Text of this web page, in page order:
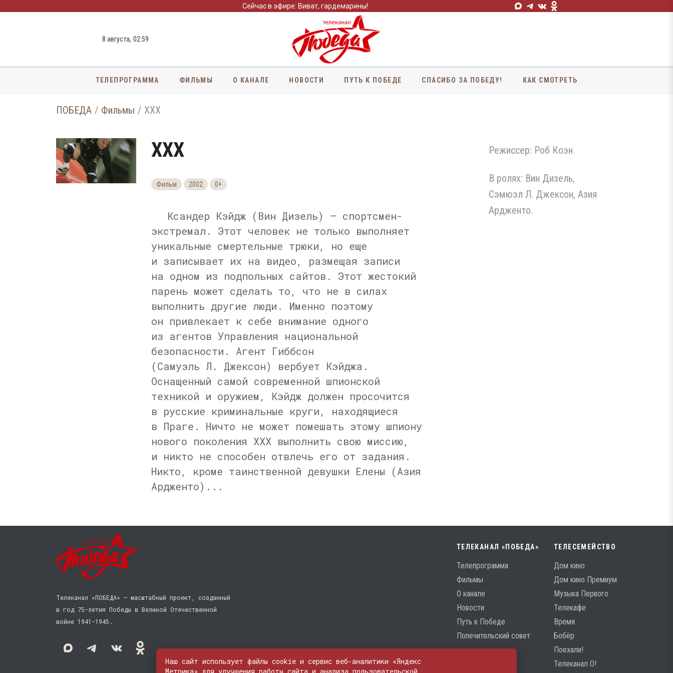
Сейчас в эфире: Виват, гардемарины!
8 августа, 02:59
ТЕЛЕПРОГРАММА ФИЛЬМЫ О КАНАЛЕ НОВОСТИ ПУТЬ К ПОБЕДЕ СПАСИБО ЗА ПОБЕДУ! КАК СМОТРЕТЬ
ПОБЕДА Фильмы ХХХ
ХХХ
Фильм 2002 0+
Ксандер Кэйдж (Вин Дизель) — спортсмен-
экстремал. Этот человек не только выполняет
уникальные смертельные трюки, но еще
и записывает их на видео, размещая записи
на одном из подпольных сайтов. Этот жестокий
парень может сделать то, что не в силах
выполнить другие люди. Именно поэтому
он привлекает к себе внимание одного
из агентов Управления национальной
безопасности. Агент Гиббсон
(Самуэль Л. Джексон) вербует Кэйджа.
Оснащенный самой современной шпионской
техникой и оружием, Кэйдж должен просочится
в русские криминальные круги, находящиеся
в Праге. Ничто не может помешать этому шпиону
нового поколения ХХХ выполнить свою миссию,
и никто не способен отвлечь его от задания.
Никто, кроме таинственной девушки Елены (Азия
Ардженто)...
Режиссер: Роб Коэн.
В ролях: Вин Дизель,
Сэмюэл Л. Джексон, Азия
Ардженто.
Телеканал «ПОБЕДА» — масштабный проект, созданный
в год 75-летия Победы в Великой Отечественной
войне 1941−1945.
ТЕЛЕКАНАЛ «ПОБЕДА»
Телепрограмма
Фильмы
О канале
Новости
Путь к Победе
Попечительский совет
ТЕЛЕСЕМЕЙСТВО
Дом кино
Дом кино Премиум
Музыка Первого
Телекафе
Время
Бобёр
Поехали!
Телеканал О!
Наш сайт использует файлы cookie и сервис веб-аналитики «Яндекс